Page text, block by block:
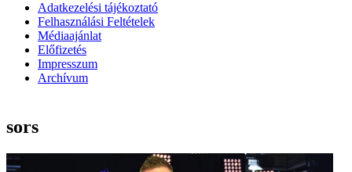
Adatkezelési tájékoztató
Felhasználási Feltételek
Médiaajánlat
Előfizetés
Impresszum
Archívum
sors